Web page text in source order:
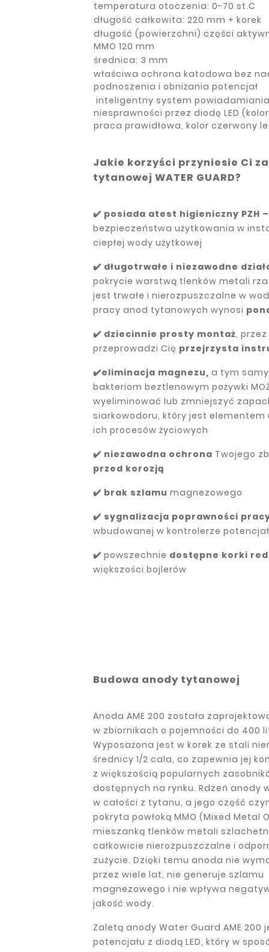
temperatura otoczenia: 0-70 st.C
długość całkowita: 220 mm + korek
długość (powierzchni) części
MMO 120 mm
średnica: 3 mm
właściwa ochrona katodowa bez
podnoszenia i obniżania potencjał
inteligentny system
niesprawności przez diodę LED
praca prawidłowa, kolor czerwony
Jakie korzyści przyniesie Ci
tytanowej WATER GUARD?
✔️ posiada atest higieniczny PZH –
bezpieczeństwa użytkowania w
ciepłej wody użytkowej
✔️ długotrwałe i niezawodne
pokrycie warstwą tlenków metali
jest trwałe i nierozpuszczalne w
pracy anod tytanowych wynosi
✔️ dziecinnie prosty montaż,
przeprowadzi Cię przejrzysta
✔️eliminacja magnezu, a tym
bakteriom beztlenowym pożywki
wyeliminować lub zmniejszyć
siarkowodoru, który jest elementem
ich procesów życiowych
✔️ niezawodna ochrona Twojego
przed korozją
✔️ brak szlamu magnezowego
✔️ sygnalizacja poprawności
wbudowanej w kontrolerze
✔️ powszechnie dostępne korki
większości bojlerów
Budowa anody tytanowej
Anoda AME 200 została
w zbiornikach o pojemności do 400
Wyposażona jest w korek ze stali
średnicy 1/2 cala, co zapewnia jej
z większością popularnych
dostępnych na rynku. Rdzeń anody
w całości z tytanu, a jego część
pokryta powłoką MMO (Mixed Metal
mieszanką tlenków metali
całkowicie nierozpuszczalne i
zużycie. Dzięki temu anoda nie
przez wiele lat, nie generuje szlamu
magnezowego i nie wpływa
jakość wody.
Zaletą anody Water Guard AME 200
potencjału z diodą LED, który w